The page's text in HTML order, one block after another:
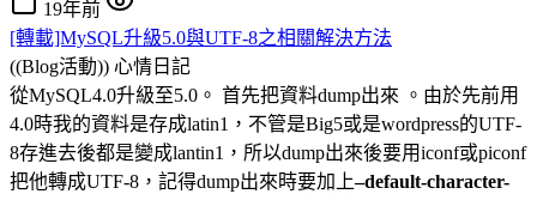
19年前
[轉載]MySQL升級5.0與UTF-8之相關解決方法
((Blog活動)) 心情日記
從MySQL4.0升級至5.0。 首先把資料dump出來 。由於先前用
4.0時我的資料是存成latin1，不管是Big5或是wordpress的UTF-
8存進去後都是變成lantin1，所以dump出來後要用iconf或piconf
把他轉成UTF-8，記得dump出來時要加上–default-character-